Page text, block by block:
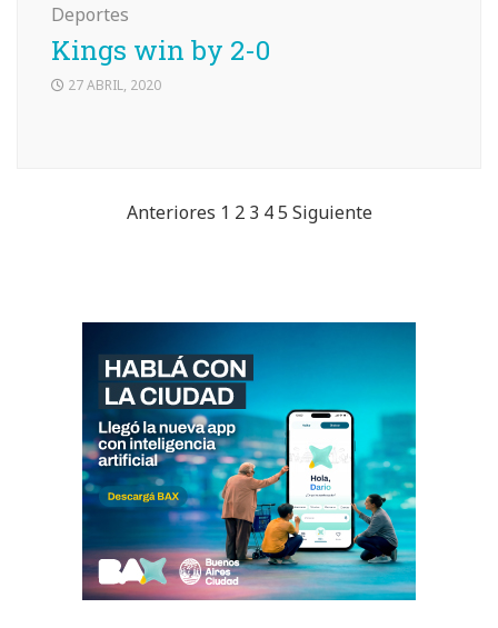
Deportes
Kings win by 2-0
27 ABRIL, 2020
Paginación
Anteriores 1 2 3 4 5 Siguiente